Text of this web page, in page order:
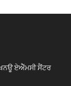
ਏਐੱਮਸੀ ਸੈਂਟਰ